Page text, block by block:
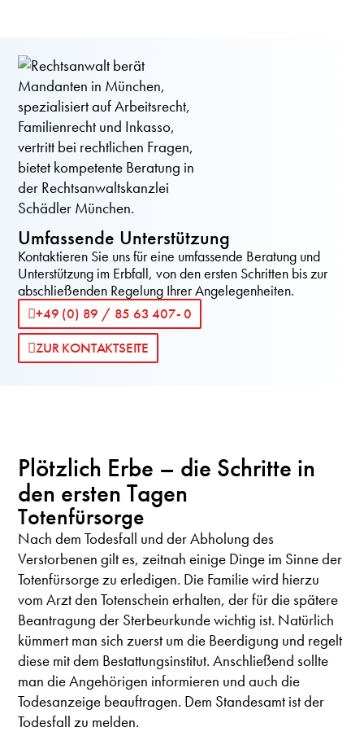
Umfassende Unterstützung
Kontaktieren Sie uns für eine umfassende Beratung und
Unterstützung im Erbfall, von den ersten Schritten bis zur
abschließenden Regelung Ihrer Angelegenheiten.
+49 (0) 89 / 85 63 407- 0
ZUR KONTAKTSEITE
Plötzlich Erbe – die Schritte in
den ersten Tagen
Totenfürsorge
Nach dem Todesfall und der Abholung des
Verstorbenen gilt es, zeitnah einige Dinge im Sinne der
Totenfürsorge zu erledigen. Die Familie wird hierzu
vom Arzt den Totenschein erhalten, der für die spätere
Beantragung der Sterbeurkunde wichtig ist. Natürlich
kümmert man sich zuerst um die Beerdigung und regelt
diese mit dem Bestattungsinstitut. Anschließend sollte
man die Angehörigen informieren und auch die
Todesanzeige beauftragen. Dem Standesamt ist der
Todesfall zu melden.